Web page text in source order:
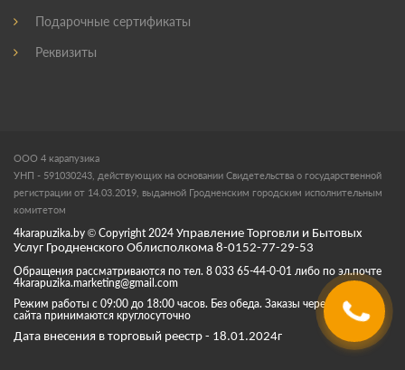
Подарочные сертификаты
Реквизиты
ООО 4 карапузика
УНП - 591030243, действующих на основании Свидетельства о государственной
регистрации от 14.03.2019, выданной Гродненским городским исполнительным
комитетом
4karapuzika.by © Copyright 2024 Управление Торговли и Бытовых
Услуг Гродненского Облисполкома 8-0152-77-29-53
Обращения рассматриваются по тел. 8 033 65-44-0-01 либо по эл.почте
4karapuzika.marketing@gmail.com
Режим работы с 09:00 до 18:00 часов. Без обеда. Заказы через корзину
сайта принимаются круглосуточно
Дата внесения в торговый реестр - 18.01.2024г